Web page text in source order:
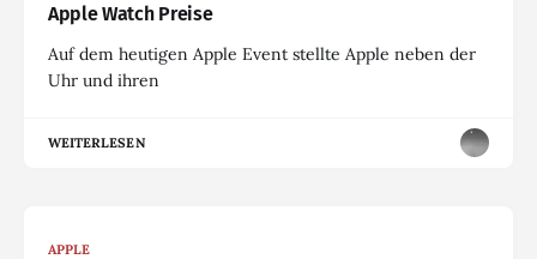
Apple Watch Preise
Auf dem heutigen Apple Event stellte Apple neben der
Uhr und ihren
WEITERLESEN
APPLE